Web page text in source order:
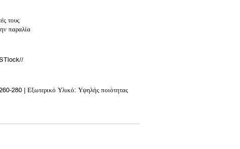
τους
παραλία
280 | Εξωτερικό Υλικό: Υψηλής ποιότητας